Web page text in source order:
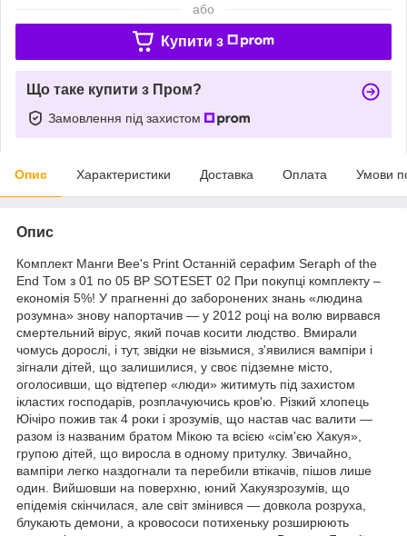
або
Купити з
Що таке купити з Пром?
Замовлення під захистом
Опис Характеристики Доставка Оплата Умови
Опис
Комплект Манги Bee's Print Останній серафим Seraph of the
End Том з 01 по 05 BP SOTESET 02 При покупці комплекту –
економія 5%! У прагненні до заборонених знань «людина
розумна» знову напортачив — у 2012 році на волю вирвався
смертельний вірус, який почав косити людство. Вмирали
чомусь дорослі, і тут, звідки не візьмися, з'явилися вампіри і
зігнали дітей, що залишилися, у своє підземне місто,
оголосивши, що відтепер «люди» житимуть під захистом
ікластих господарів, розплачуючись кров'ю. Різкий хлопець
Юічіро пожив так 4 роки і зрозумів, що настав час валити —
разом із названим братом Мікою та всією «сім'єю Хакуя»,
групою дітей, що виросла в одному притулку. Звичайно,
вампіри легко наздогнали та перебили втікачів, пішов лише
один. Вийшовши на поверхню, юний Хакуязрозумів, що
епідемія скінчилася, але світ змінився — довкола розруха,
блукають демони, а кровососи потихеньку розширюють